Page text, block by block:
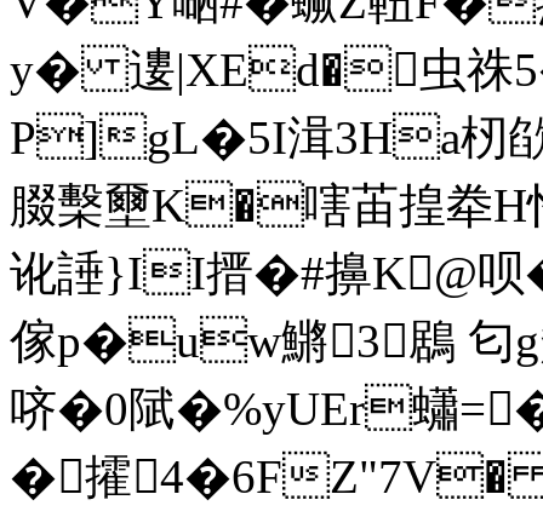
y� 遱|XEd�虫祩
P]gL�5I湒3Ha杒
腏檕壐K�嗐苖揘牶
讹諈}II搢�#擤K@呗
傢p�uw鱂3鶋 匂
哜�0陚�%yUEr蠨
�攉 4�6FZ"7V�